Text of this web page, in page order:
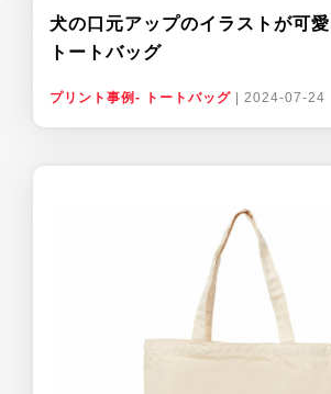
犬の口元アップのイラストが可
トートバッグ
プリント事例- トートバッグ 2024-07-24